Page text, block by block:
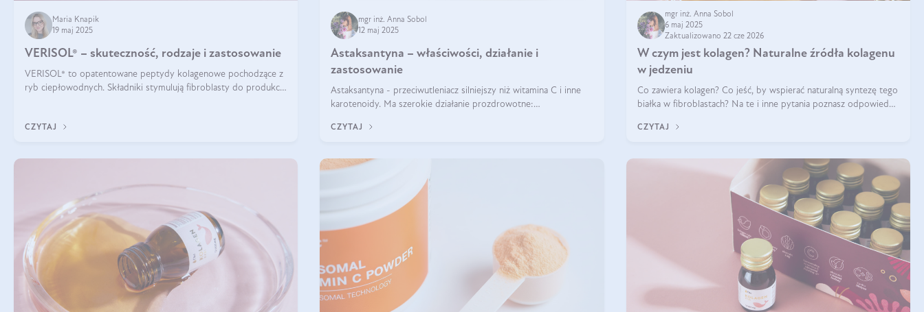
Maria Knapik
19 maj 2025
VERISOL® – skuteczność, rodzaje i zastosowanie
VERISOL® to opatentowane peptydy kolagenowe pochodzące z
ryb ciepłowodnych. Składniki stymulują fibroblasty do produkcji
komórek skóry.
CZYTAJ
mgr inż. Anna Sobol
12 maj 2025
Astaksantyna – właściwości, działanie i
zastosowanie
Astaksantyna - przeciwutleniacz silniejszy niż witamina C i inne
karotenoidy. Ma szerokie działanie prozdrowotne:
CZYTAJ
mgr inż. Anna Sobol
6 maj 2025
Zaktualizowano 22 cze 2026
W czym jest kolagen? Naturalne źródła kolagenu
w jedzeniu
Co zawiera kolagen? Co jeść, by wspierać naturalną syntezę tego
białka w fibroblastach? Na te i inne pytania poznasz odpowiedź
CZYTAJ